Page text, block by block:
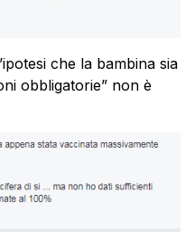
che la bambina sia
obbligatorie” non è